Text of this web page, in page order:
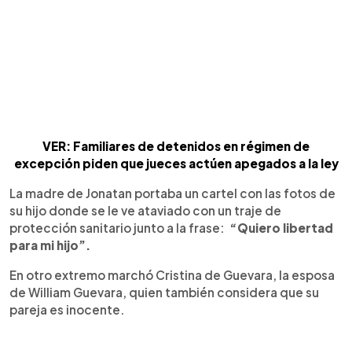
VER: Familiares de detenidos en régimen de
excepción piden que jueces actúen apegados a la ley
La madre de Jonatan portaba un cartel con las fotos de
su hijo donde se le ve ataviado con un traje de
protección sanitario junto a la frase: “Quiero libertad
para mi hijo”.
En otro extremo marchó Cristina de Guevara, la esposa
de William Guevara, quien también considera que su
pareja es inocente.